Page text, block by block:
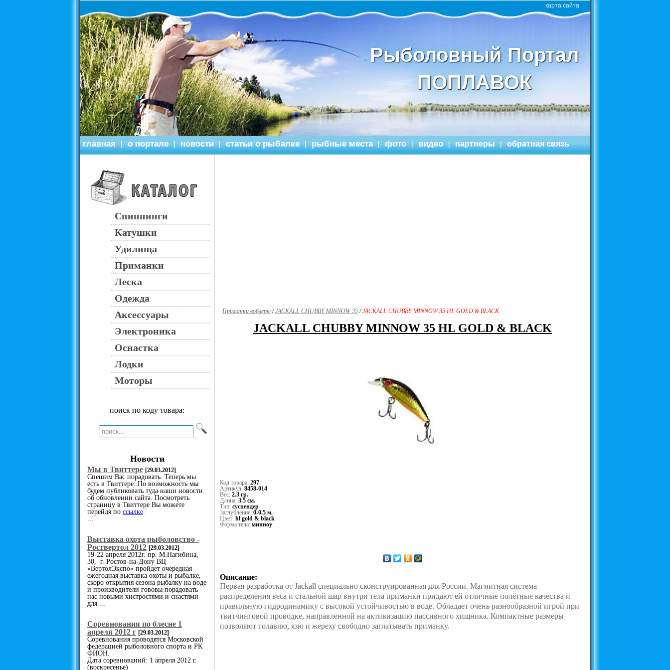
главная | о портале | новости | статьи о рыбалке | рыбные места | фото | видео | партнеры | обратная связь
карта сайта
Рыболовный Портал
ПОПЛАВОК
Спиннинги
Катушки
Удилища
Приманки
Леска
Одежда
Аксессуары
Электроника
Оснастка
Лодки
Моторы
поиск по коду товара:
Новости
Мы в Твиттере [29.03.2012]
Спешим Вас порадовать. Теперь мы
есть в Твиттере. По возможность мы
будем публиковать туда наши новости
об обновлении сайта. Посмотреть
страницу в Твиттере Вы можете
перейдя по ссылке
Выставка охота рыболовство -
Роствертол 2012 [29.03.2012]
19-22 апреля 2012г. пр. М.Нагибина,
30, г. Ростов-на-Дону ВЦ
«ВертолЭкспо» пройдет очередная
ежегодная выставка охоты и рыбалке,
скоро открытия сезона рыбалку на воде
и производители гововы порадовать
нас новыми хистростями и снастями
для ...
Cоревнования по блесне 1
апреля 2012 г [29.03.2012]
Соревнования проводятся Московской
федерацией рыболовного спорта и РК
ФИОН.
Дата соревнований: 1 апреля 2012 г.
(воскресенье)
Приманки воблеры/JACKALL CHUBBY MINNOW 35/JACKALL CHUBBY MINNOW 35 HL GOLD & BLACK
JACKALL CHUBBY MINNOW 35 HL GOLD & BLACK
Код товара: 297
Артикул: 8458-014
Вес: 2.3 гр.
Длина: 3.5 см.
Тип: суспендер
Заглубление: 0-0.5 м.
Цвет: hl gold & black
Форма тела: минноу
Описание:
Первая разработка от Jackall специально сконструированная для России. Магнитная система
распределения веса и стальной шар внутри тела приманки придают ей отличные полётные качества и
правильную гидродинамику с высокой устойчивостью в воде. Обладает очень разнообразной игрой при
твитчинговой проводке, направленной на активизацию пассивного хищника. Компактные размеры
позволяют голавлю, язю и жереху свободно заглатывать приманку.